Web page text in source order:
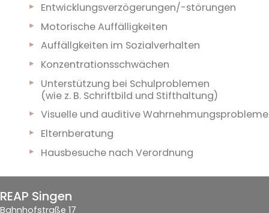
Entwicklungsverzögerungen/-störungen
Motorische Auffälligkeiten
Auffällgkeiten im Sozialverhalten
Konzentrationsschwächen
Unterstützung bei Schulproblemen
(wie z. B. Schriftbild und Stifthaltung)
Visuelle und auditive Wahrnehmungsprobleme
Elternberatung
Hausbesuche nach Verordnung
REAP Singen
Bahnhofstraße 17